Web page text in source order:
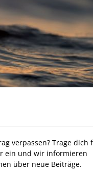
verpassen? Trage dich
ein und wir informieren
über neue Beiträge.